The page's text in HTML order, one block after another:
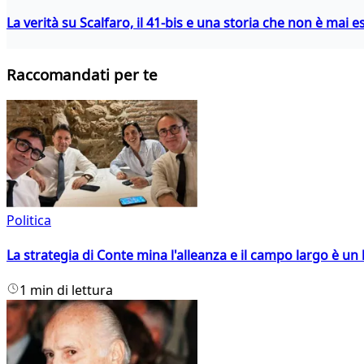
La verità su Scalfaro, il 41-bis e una storia che non è mai
Raccomandati per te
Politica
La strategia di Conte mina l'alleanza e il campo largo è
1 min di lettura